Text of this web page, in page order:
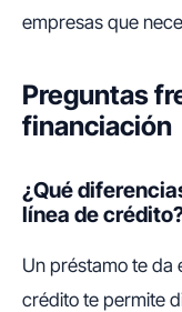
empresas que
Preguntas
financiación
¿Qué
línea de
Un préstamo te da
crédito te permite